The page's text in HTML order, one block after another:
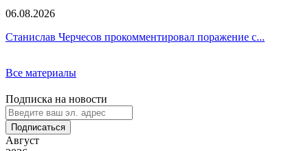
06.08.2026
Станислав Черчесов прокомментировал поражение с...
Все материалы
Подписка на новости
Подписаться
Август